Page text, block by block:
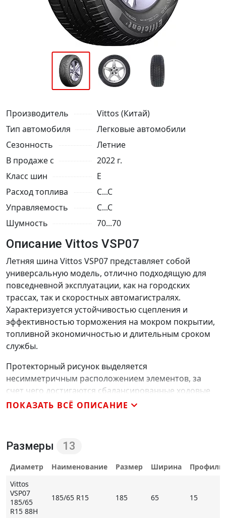
Производитель
Vittos (Китай)
Тип автомобиля
Легковые автомобили
Сезонность
Летние
В продаже с
2022 г.
Класс шин
E
Расход топлива
C...C
Управляемость
C...C
Шумность
70...70
Описание Vittos VSP07
Летняя шина Vittos VSP07 представляет собой
универсальную модель, отлично подходящую для
повседневной эксплуатации, как на городских
трассах, так и скоростных автомагистралях.
Характеризуется устойчивостью сцепления и
эффективностью торможения на мокром покрытии,
топливной экономичностью и длительным сроком
службы.
Протекторный рисунок выделяется
несимметричным расположением элементов, за
счет чего достигаются сбалансированные ходовые
качества. В частности, канавки и прорези в ребрах и
демонстрировать даже на мокром покрытии
отличное ускорение и интенсивность торможения.
Жесткие «мостики» между блоков в наружной
управления при маневрировании. В свою очередь,
их отсутствие на противоположном краю
протектора позволяет избегать аквапланирования
ПОКАЗАТЬ ВСЁ ОПИСАНИЕ
Размеры 13
Диаметр Наименование Размер Ширина
Профиль
Vittos
VSP07
185/65
R15 88H
185/65 R15 185 65 15